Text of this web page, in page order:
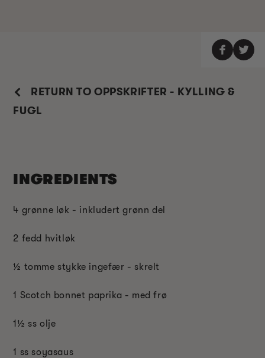
RETURN TO OPPSKRIFTER - KYLLING &
FUGL
INGREDIENTS
4 grønne løk - inkludert grønn del
2 fedd hvitløk
½ tomme stykke ingefær - skrelt
1 Scotch bonnet paprika - med frø
1½ ss olje
1 ss soyasaus